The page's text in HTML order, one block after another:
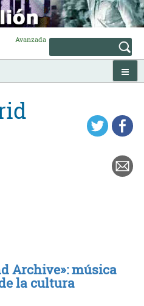
Avanzada
Archive»: música
la cultura